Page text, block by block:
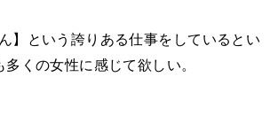
】という誇りある仕事をしているとい
多くの女性に感じて欲しい。